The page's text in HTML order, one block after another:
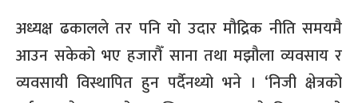
अध्यक्ष ढकालले तर पनि यो उदार मौद्रिक नीति समयमै
आउन सकेको भए हजारौँ साना तथा मझौला व्यवसाय र
व्यवसायी विस्थापित हुन पर्दैनथ्यो भने । ‘निजी क्षेत्रको